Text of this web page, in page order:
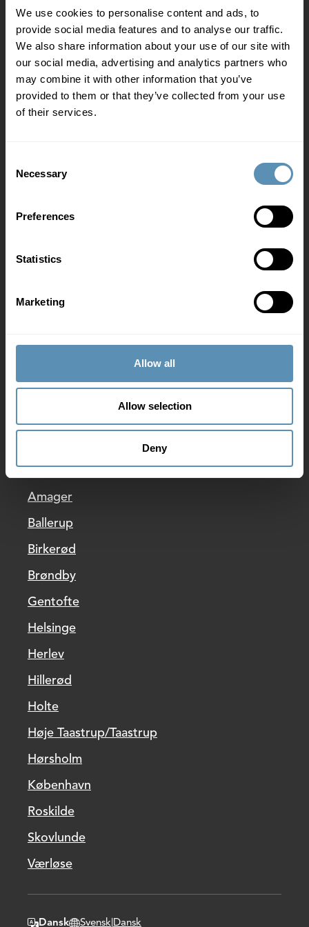
We use cookies to personalise content and ads, to
provide social media features and to analyse our traffic.
We also share information about your use of our site with
our social media, advertising and analytics partners who
may combine it with other information that you’ve
provided to them or that they’ve collected from your use
of their services.
Selection
Necessary
Preferences
Statistics
Marketing
Allow all
Allow selection
Deny
For dig som lejer
VISMA LogBuy
Kantineservice
Hvem er vi
Job og karriere
Whistleblowerpolitik
Allerød
Amager
Ballerup
Birkerød
Brøndby
Gentofte
Helsinge
Herlev
Hillerød
Holte
Høje Taastrup/Taastrup
Hørsholm
København
Roskilde
Skovlunde
Værløse
Dansk Svensk Dansk